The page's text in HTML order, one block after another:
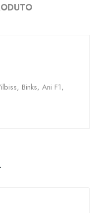
Binks, Ani F1,